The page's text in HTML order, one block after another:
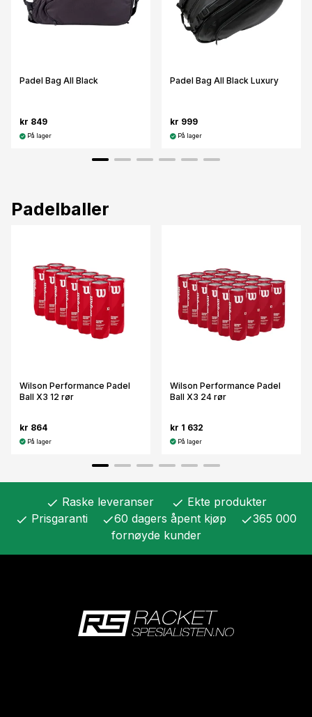
Padel Bag All Black
kr 849
På lager
Padel Bag All Black Luxury
kr 999
På lager
Padelballer
Wilson Performance Padel
Ball X3 12 rør
kr 864
På lager
Wilson Performance Padel
Ball X3 24 rør
kr 1 632
På lager
check Raske leveranser check Ekte produkter
check Prisgaranti check60 dagers åpent kjøp check365 000
fornøyde kunder